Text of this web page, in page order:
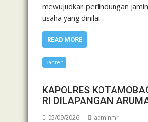
mewujudkan perlindungan
usaha yang dinilai…
READ MORE
Banten
KAPOLRES
RI DILAPANGAN
05/09/2026 adminmr